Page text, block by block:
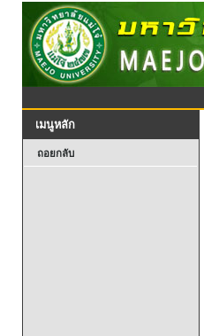
เมนูหลัก
ถอยกลับ